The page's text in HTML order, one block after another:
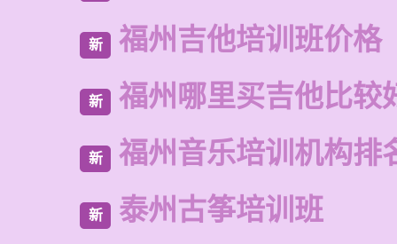
新 福州吉他培训班价格
新 福州哪里买吉他比较
新 福州音乐培训机构排
新 泰州古筝培训班